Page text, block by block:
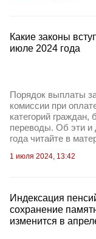
Какие законы
июле 2024 года
Порядок выплаты
комиссии при
категорий граждан,
переводы. Об эти и
года читайте в
1 июля 2024, 13:42
Индексация
сохранение
изменится в